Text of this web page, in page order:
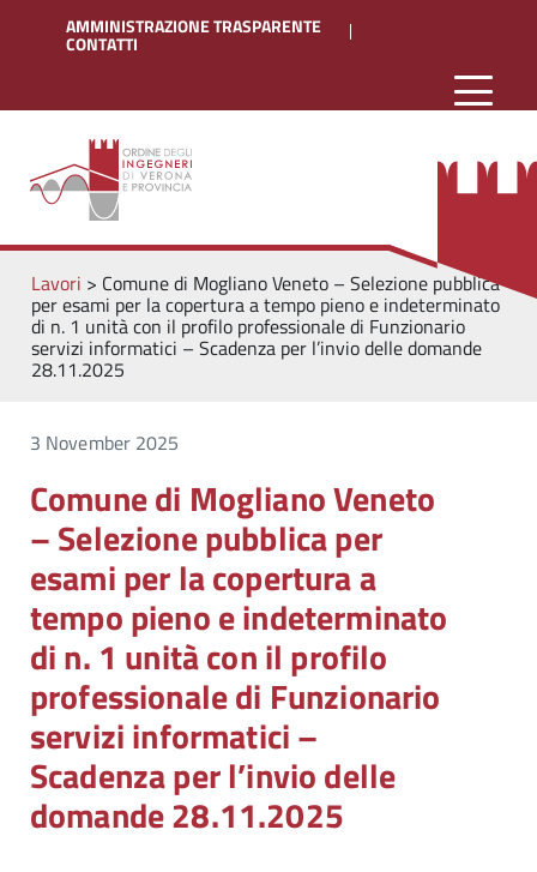
AMMINISTRAZIONE TRASPARENTE
CONTATTI
Lavori > Comune di Mogliano Veneto – Selezione pubblica
per esami per la copertura a tempo pieno e indeterminato
di n. 1 unità con il profilo professionale di Funzionario
servizi informatici – Scadenza per l’invio delle domande
28.11.2025
3 November 2025
Comune di Mogliano Veneto
– Selezione pubblica per
esami per la copertura a
tempo pieno e indeterminato
di n. 1 unità con il profilo
professionale di Funzionario
servizi informatici –
Scadenza per l’invio delle
domande 28.11.2025